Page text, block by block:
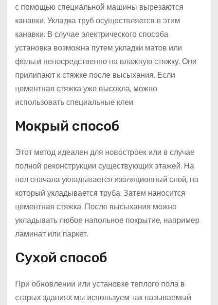
с помощью специальной машины вырезаются
канавки. Укладка труб осуществляется в этим
канавки. В случае электрического способа
установка возможна путем укладки матов или
фольги непосредственно на влажную стяжку. Они
прилипают к стяжке после высыхания. Если
цементная стяжка уже высохла, можно
использовать специальные клеи.
Мокрый способ
Этот метод идеален для новостроек или в случае
полной реконструкции существующих этажей. На
пол сначала укладывается изоляционный слой, на
который укладывается труба. Затем наносится
цементная стяжка. После высыхания можно
укладывать любое напольное покрытие, например
ламинат или паркет.
Сухой способ
При обновлении или установке теплого пола в
старых зданиях мы используем так называемый